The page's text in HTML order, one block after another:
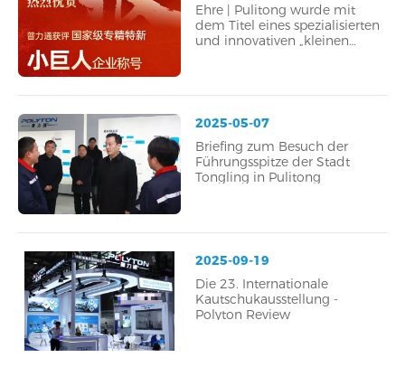
Ehre | Pulitong wurde mit
dem Titel eines spezialisierten
und innovativen „kleinen
2025-05-07
Briefing zum Besuch der
Führungsspitze der Stadt
Tongling in Pulitong
2025-09-19
Die 23. Internationale
Kautschukausstellung -
Polyton Review